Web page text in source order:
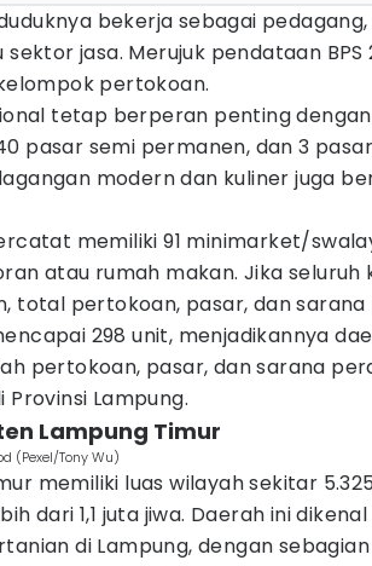
bekerja sebagai
jasa. Merujuk pendataan BPS
pertokoan.
tetap berperan penting
pasar semi permanen, dan 3
modern dan kuliner juga
memiliki 91 minimarket/
atau rumah makan. Jika seluruh
total pertokoan, pasar, dan
298 unit, menjadikannya
pertokoan, pasar, dan sarana
Lampung.
Lampung Timur
(Pexel/Tony Wu)
memiliki luas wilayah sekitar
dari 1,1 juta jiwa. Daerah ini
di Lampung, dengan